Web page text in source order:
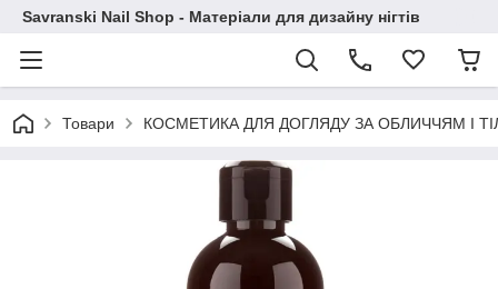
Savranski Nail Shop - Матеріали для дизайну нігтів
Товари КОСМЕТИКА ДЛЯ ДОГЛЯДУ ЗА ОБЛИЧЧЯМ І